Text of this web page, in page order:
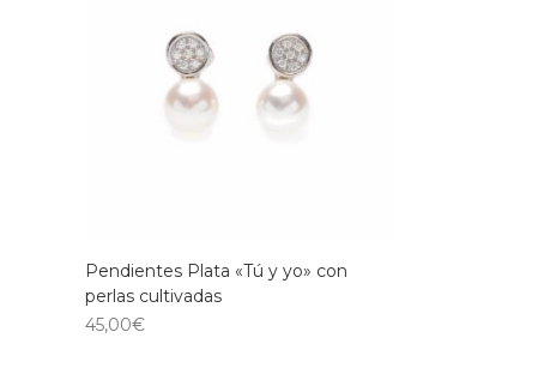
Pendientes Plata «Tú y yo» con
perlas cultivadas
45,00€